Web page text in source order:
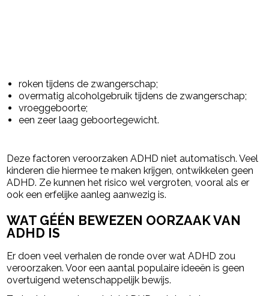
roken tijdens de zwangerschap;
overmatig alcoholgebruik tijdens de zwangerschap;
vroeggeboorte;
een zeer laag geboortegewicht.
Deze factoren veroorzaken ADHD niet automatisch. Veel
kinderen die hiermee te maken krijgen, ontwikkelen geen
ADHD. Ze kunnen het risico wel vergroten, vooral als er
ook een erfelijke aanleg aanwezig is.
WAT GÉÉN BEWEZEN OORZAAK VAN
ADHD IS
Er doen veel verhalen de ronde over wat ADHD zou
veroorzaken. Voor een aantal populaire ideeën is geen
overtuigend wetenschappelijk bewijs.